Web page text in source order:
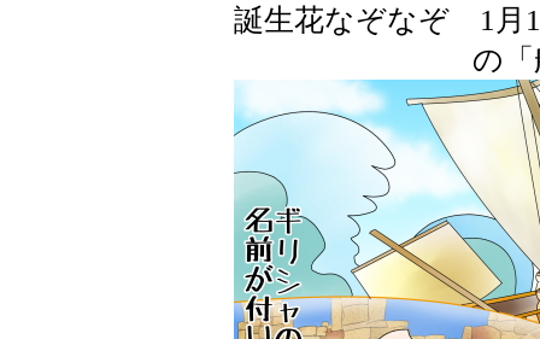
誕生花なぞなぞ 1月
の